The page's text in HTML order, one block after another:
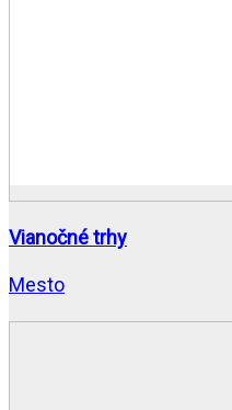
Vianočné trhy
Mesto